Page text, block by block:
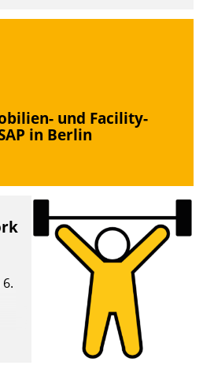
und Facility-
in Berlin